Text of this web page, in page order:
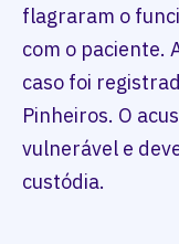
flagraram o
com o paciente.
caso foi
Pinheiros. O
vulnerável e
custódia.